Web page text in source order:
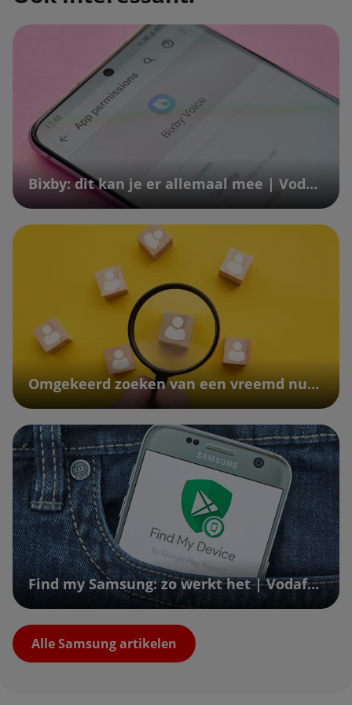
Bixby: dit kan je er allemaal mee | Vodafone
Omgekeerd zoeken van een vreemd nummer | Vodafone
Find my Samsung: zo werkt het | Vodafone
Alle Samsung artikelen